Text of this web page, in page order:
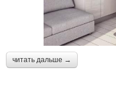
читать дальше →